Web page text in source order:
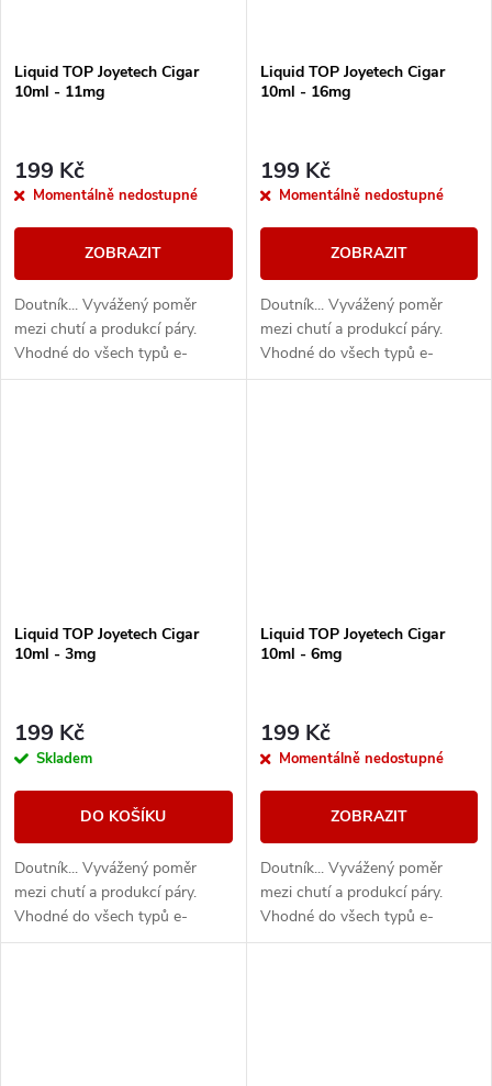
Liquid TOP Joyetech Cigar
10ml - 11mg
199 Kč
Momentálně nedostupné
ZOBRAZIT
Doutník... Vyvážený poměr
mezi chutí a produkcí páry.
Vhodné do všech typů e-
cigaret
Liquid TOP Joyetech Cigar
10ml - 16mg
199 Kč
Momentálně nedostupné
ZOBRAZIT
Doutník... Vyvážený poměr
mezi chutí a produkcí páry.
Vhodné do všech typů e-
cigaret
Liquid TOP Joyetech Cigar
10ml - 3mg
199 Kč
Skladem
DO KOŠÍKU
Doutník... Vyvážený poměr
mezi chutí a produkcí páry.
Vhodné do všech typů e-
cigaret
Liquid TOP Joyetech Cigar
10ml - 6mg
199 Kč
Momentálně nedostupné
ZOBRAZIT
Doutník... Vyvážený poměr
mezi chutí a produkcí páry.
Vhodné do všech typů e-
cigaret